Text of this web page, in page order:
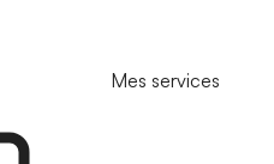
Mes services